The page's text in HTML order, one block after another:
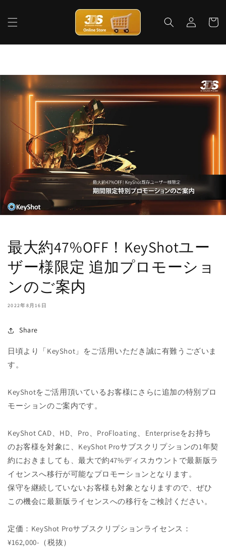
進む
イ
ー
最大約47%OFF！KeyShotユー
ザー様限定 追加プロモーショ
ンのご案内
2022年8月16日
Share
日頃より「KeyShot」をご活用いただき誠に有難うございま
す。
KeyShotをご活用頂いているお客様にさらに追加の特別プロ
モーションのご案内です。
KeyShot CAD、HD、Pro、ProFloating、Enterpriseをお持ち
のお客様を対象に、KeyShot Proサブスクリプションの1年契
約におきましても、最大で約47%ディスカウントで最新版ラ
イセンスへ移行が可能なプロモーションとなります。
保守を継続していないお客様も対象となりますので、ぜひ
この機会に最新版ライセンスへの移行をご検討ください。
定価：KeyShot Proサブスクリプションライセンス：
¥162,000-（税抜）